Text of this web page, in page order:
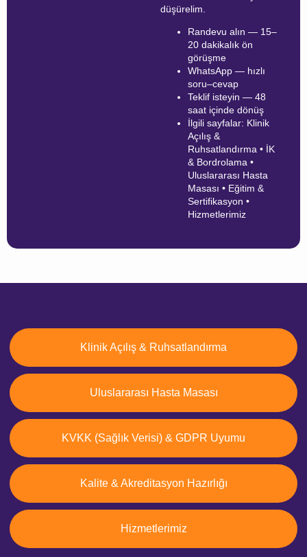
düşürelim.
Randevu alın — 15–
20 dakikalık ön
görüşme
WhatsApp — hızlı
soru–cevap
Teklif isteyin — 48
saat içinde dönüş
İlgili sayfalar: Klinik
Açılış &
Ruhsatlandırma • İK
& Bordrolama •
Uluslararası Hasta
Masası • Eğitim &
Sertifikasyon •
Hizmetlerimiz
Klinik Açılış & Ruhsatlandırma
Uluslararası Hasta Masası
KVKK (Sağlık Verisi) & GDPR Uyumu
Kalite & Akreditasyon Hazırlığı
Hizmetlerimiz